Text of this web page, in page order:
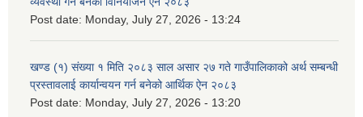
Post date: Monday, July 27, 2026 - 13:24
खण्ड (१) संख्या १ मिति २०८३ साल असार २७ गते गाउँपालिकाको अर्थ सम्बन्धी
प्रस्तावलाई कार्यान्वयन गर्न बनेको आर्थिक ऐन २०८३
Post date: Monday, July 27, 2026 - 13:20